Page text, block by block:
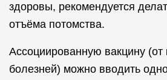
здоровы, рекомендуется
отъёма потомства.
Ассоциированную вакцину (от
болезней) можно вводить